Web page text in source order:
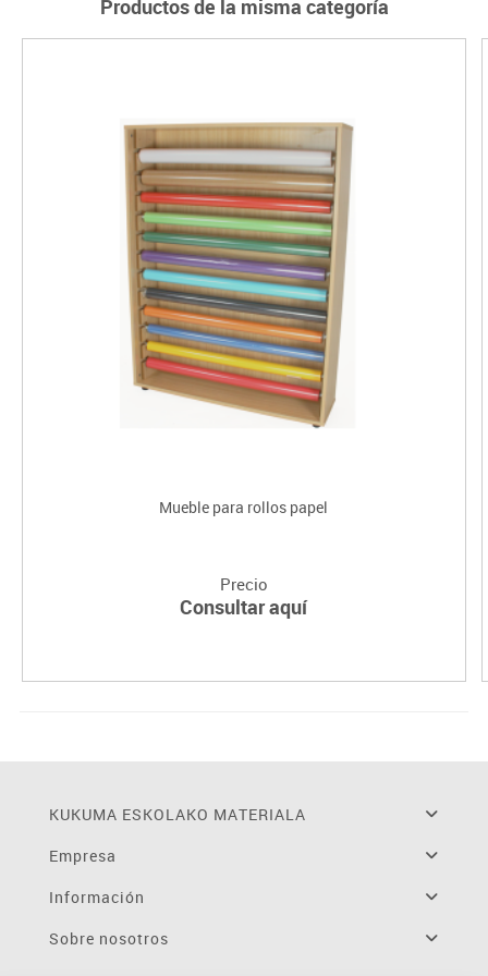
Productos de la misma categoría
Mueble para rollos papel
Precio
Consultar aquí
KUKUMA ESKOLAKO MATERIALA
Empresa
Información
Sobre nosotros